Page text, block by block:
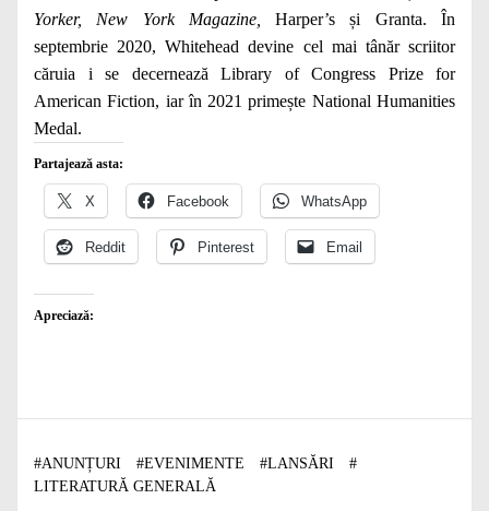
Yorker, New York Magazine,
Harper’s și Granta. În
septembrie 2020, Whitehead devine cel mai tânăr scriitor
căruia i se decernează Library of Congress Prize for
American Fiction, iar în 2021 primește National Humanities
Medal.
Partajează asta:
X Facebook WhatsApp
Reddit Pinterest Email
Apreciază:
#ANUNȚURI #EVENIMENTE #LANSĂRI
#
LITERATURĂ GENERALĂ